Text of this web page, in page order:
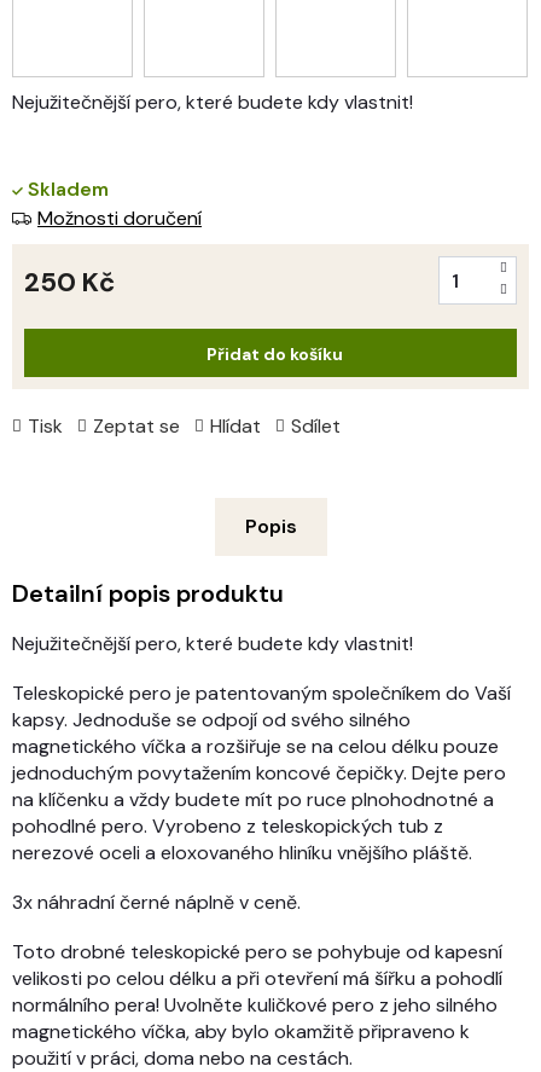
Nejužitečnější pero, které budete kdy vlastnit!
Tisk Zeptat se Hlídat Sdílet
Skladem
Možnosti doručení
250 Kč
Přidat do košíku
Popis
Detailní popis produktu
Nejužitečnější pero, které budete kdy vlastnit!
Teleskopické pero je patentovaným společníkem do Vaší
kapsy. Jednoduše se odpojí od svého silného
magnetického víčka a rozšiřuje se na celou délku pouze
jednoduchým povytažením koncové čepičky. Dejte pero
na klíčenku a vždy budete mít po ruce plnohodnotné a
pohodlné pero. Vyrobeno z teleskopických tub z
nerezové oceli a eloxovaného hliníku vnějšího pláště.
3x náhradní černé náplně v ceně.
Toto drobné teleskopické pero se pohybuje od kapesní
velikosti po celou délku a při otevření má šířku a pohodlí
normálního pera! Uvolněte kuličkové pero z jeho silného
magnetického víčka, aby bylo okamžitě připraveno k
použití v práci, doma nebo na cestách.